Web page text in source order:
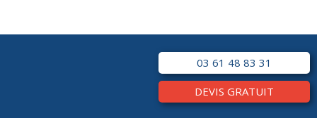
03 61 48 83 31
DEVIS GRATUIT